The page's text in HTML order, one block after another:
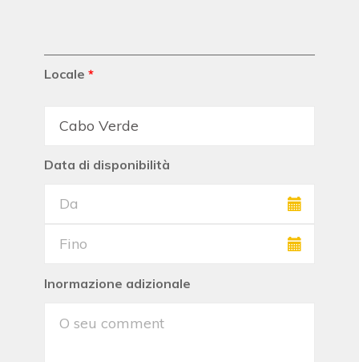
Locale *
Data di disponibilità
Inormazione adizionale